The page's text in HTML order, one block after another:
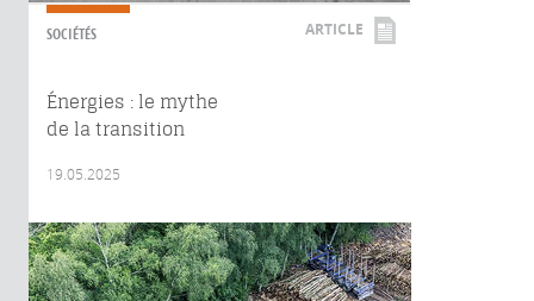
SOCIÉTÉS ARTICLE
Énergies : le mythe
de la transition
19.05.2025